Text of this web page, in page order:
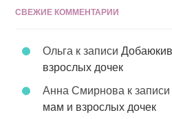
СВЕЖИЕ КОММЕНТАРИИ
Ольга к записи
взрослых дочек
Анна Смирнова к
мам и взрослых дочек